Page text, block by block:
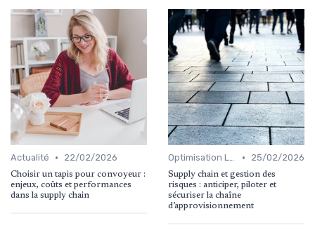
Actualité • 22/02/2026
Choisir un tapis pour convoyeur :
enjeux, coûts et performances
dans la supply chain
Optimisation Logistique • 25/02/2026
Supply chain et gestion des
risques : anticiper, piloter et
sécuriser la chaîne
d’approvisionnement